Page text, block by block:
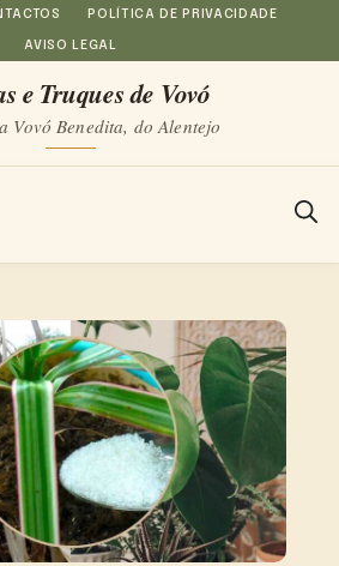
POLÍTICA DE PRIVACIDADE
AVISO LEGAL
e Truques de Vovó
Vovó Benedita, do Alentejo